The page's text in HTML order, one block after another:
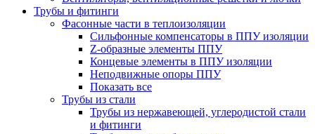
Трубы и фитинги
Фасонные части в теплоизоляции
Cильфонные компенсаторы в ППУ изоляции
Z-образные элементы ППУ
Концевые элементы в ППУ изоляции
Неподвижные опоры ППУ
Показать все
Трубы из стали
Трубы из нержавеющей, углеродистой стали
и фитинги